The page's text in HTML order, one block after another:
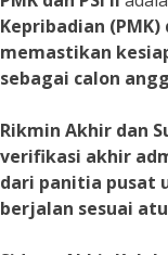
Kepribadian
memastikan
sebagai calon
Rikmin Akhir dan
verifikasi akhir
dari panitia pusat
berjalan sesuai